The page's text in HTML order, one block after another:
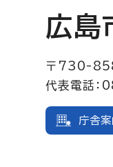
広島
〒730-
代表電話
庁舎案